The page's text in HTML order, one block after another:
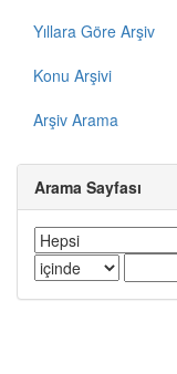
Yıllara Göre Arşiv
Konu Arşivi
Arşiv Arama
Arama Sayfası